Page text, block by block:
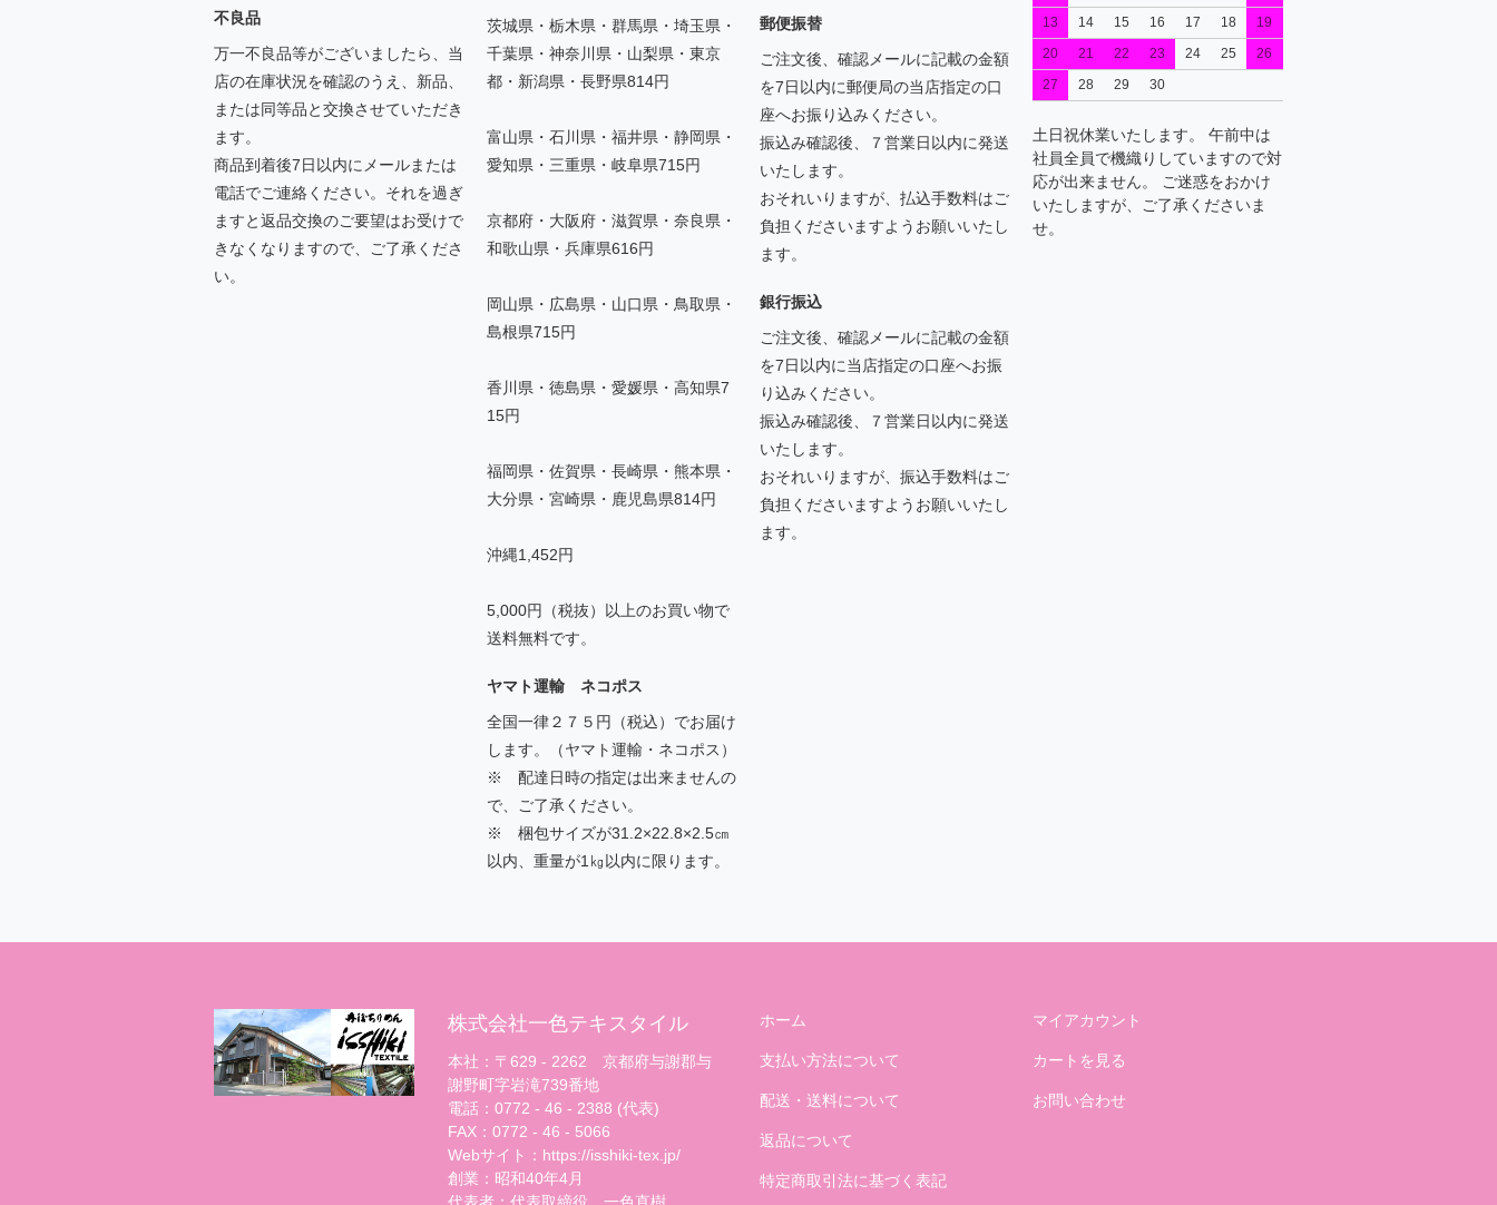
不良品
万一不良品等がございましたら、当
店の在庫状況を確認のうえ、新品、
または同等品と交換させていただき
ます。
商品到着後7日以内にメールまたは
電話でご連絡ください。それを過ぎ
ますと返品交換のご要望はお受けで
きなくなりますので、ご了承くださ
い。
茨城県・栃木県・群馬県・埼玉県・
千葉県・神奈川県・山梨県・東京
都・新潟県・長野県814円
富山県・石川県・福井県・静岡県・
愛知県・三重県・岐阜県715円
京都府・大阪府・滋賀県・奈良県・
和歌山県・兵庫県616円
岡山県・広島県・山口県・鳥取県・
島根県715円
香川県・徳島県・愛媛県・高知県7
15円
福岡県・佐賀県・長崎県・熊本県・
大分県・宮崎県・鹿児島県814円
沖縄1,452円
5,000円（税抜）以上のお買い物で
送料無料です。
ヤマト運輸 ネコポス
全国一律２７５円（税込）でお届け
します。（ヤマト運輸・ネコポス）
※ 配達日時の指定は出来ませんの
で、ご了承ください。
※ 梱包サイズが31.2×22.8×2.5㎝
以内、重量が1㎏以内に限ります。
郵便振替
ご注文後、確認メールに記載の金額
を7日以内に郵便局の当店指定の口
座へお振り込みください。
振込み確認後、７営業日以内に発送
いたします。
おそれいりますが、払込手数料はご
負担くださいますようお願いいたし
ます。
銀行振込
ご注文後、確認メールに記載の金額
を7日以内に当店指定の口座へお振
り込みください。
振込み確認後、７営業日以内に発送
いたします。
おそれいりますが、振込手数料はご
負担くださいますようお願いいたし
ます。
13
14 15 16 17 18
19
20
21 22 23 24 25
26
27
28 29 30
土日祝休業いたします。 午前中は
社員全員で機織りしていますので対
応が出来ません。 ご迷惑をおかけ
いたしますが、ご了承くださいま
せ。
株式会社一色テキスタイル
本社：〒629 - 2262 京都府与謝郡与
謝野町字岩滝739番地
電話：0772 - 46 - 2388 (代表)
FAX：0772 - 46 - 5066
Webサイト：https://isshiki-tex.jp/
創業：昭和40年4月
代表者：代表取締役 一色直樹
ホーム
支払い方法について
配送・送料について
返品について
特定商取引法に基づく表記
マイアカウント
カートを見る
お問い合わせ